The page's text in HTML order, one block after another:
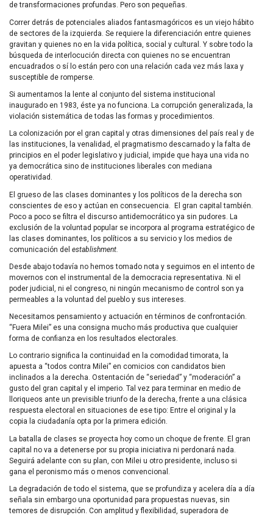
de transformaciones profundas. Pero son pequeñas.
Correr detrás de potenciales aliados fantasmagóricos es un viejo hábito
de sectores de la izquierda. Se requiere la diferenciación entre quienes
gravitan y quienes no en la vida política, social y cultural. Y sobre todo la
búsqueda de interlocución directa con quienes no se encuentran
encuadrados o sí lo están pero con una relación cada vez más laxa y
susceptible de romperse.
Si aumentamos la lente al conjunto del sistema institucional
inaugurado en 1983, éste ya no funciona. La corrupción generalizada, la
violación sistemática de todas las formas y procedimientos.
La colonización por el gran capital y otras dimensiones del país real y de
las instituciones, la venalidad, el pragmatismo descarnado y la falta de
principios en el poder legislativo y judicial, impide que haya una vida no
ya democrática sino de instituciones liberales con mediana
operatividad.
El grueso de las clases dominantes y los políticos de la derecha son
conscientes de eso y actúan en consecuencia. El gran capital también.
Poco a poco se filtra el discurso antidemocrático ya sin pudores. La
exclusión de la voluntad popular se incorpora al programa estratégico de
las clases dominantes, los políticos a su servicio y los medios de
comunicación del establishment.
Desde abajo todavía no hemos tomado nota y seguimos en el intento de
movernos con el instrumental de la democracia representativa. Ni el
poder judicial, ni el congreso, ni ningún mecanismo de control son ya
permeables a la voluntad del pueblo y sus intereses.
Necesitamos pensamiento y actuación en términos de confrontación.
“Fuera Milei” es una consigna mucho más productiva que cualquier
forma de confianza en los resultados electorales.
Lo contrario significa la continuidad en la comodidad timorata, la
apuesta a “todos contra Milei” en comicios con candidatos bien
inclinados a la derecha. Ostentación de “seriedad” y “moderación” a
gusto del gran capital y el imperio. Tal vez para terminar en medio de
lloriqueos ante un previsible triunfo de la derecha, frente a una clásica
respuesta electoral en situaciones de ese tipo: Entre el original y la
copia la ciudadanía opta por la primera edición.
La batalla de clases se proyecta hoy como un choque de frente. El gran
capital no va a detenerse por su propia iniciativa ni perdonará nada.
Seguirá adelante con su plan, con Milei u otro presidente, incluso si
gana el peronismo más o menos convencional.
La degradación de todo el sistema, que se profundiza y acelera día a día
señala sin embargo una oportunidad para propuestas nuevas, sin
temores de disrupción. Con amplitud y flexibilidad, superadora de